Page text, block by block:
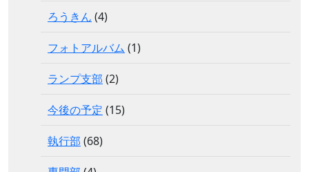
ろうきん (4)
フォトアルバム (1)
ランプ支部 (2)
今後の予定 (15)
執行部 (68)